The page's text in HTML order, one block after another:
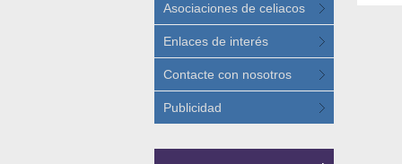
Asociaciones de celiacos
Enlaces de interés
Contacte con nosotros
Publicidad